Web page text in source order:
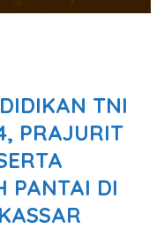
TNI
PRAJURIT
PANTAI DI